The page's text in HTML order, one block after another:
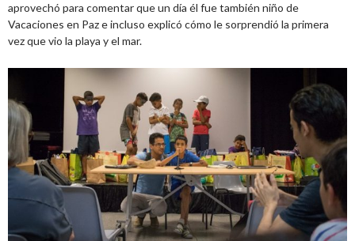
aprovechó para comentar que un día él fue también niño de
Vacaciones en Paz e incluso explicó cómo le sorprendió la primera
vez que vio la playa y el mar.